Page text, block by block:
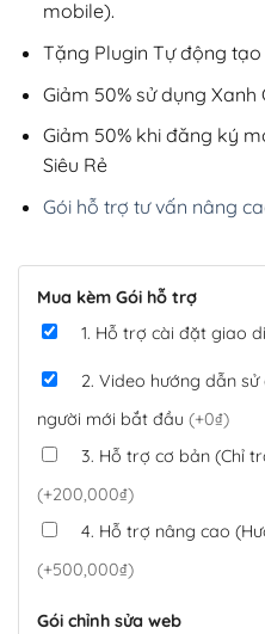
mobile).
Tặng Plugin Tự động
Giảm 50% sử dụng Xanh
Giảm 50% khi đăng ký
Siêu Rẻ
Gói hỗ trợ tư vấn nâng
Mua kèm Gói hỗ trợ
1. Hỗ trợ cài đặt giao
2. Video hướng dẫn
người mới bắt đầu (+0₫)
3. Hỗ trợ cơ bản (Chỉ
(+200,000₫)
4. Hỗ trợ nâng cao
(+500,000₫)
Gói chỉnh sửa web